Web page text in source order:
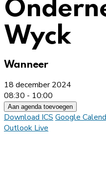
Wyck
Wanneer
18 december 2024
08:30 - 10:00
Aan agenda toevoegen
Download ICSGoogle
Outlook Live